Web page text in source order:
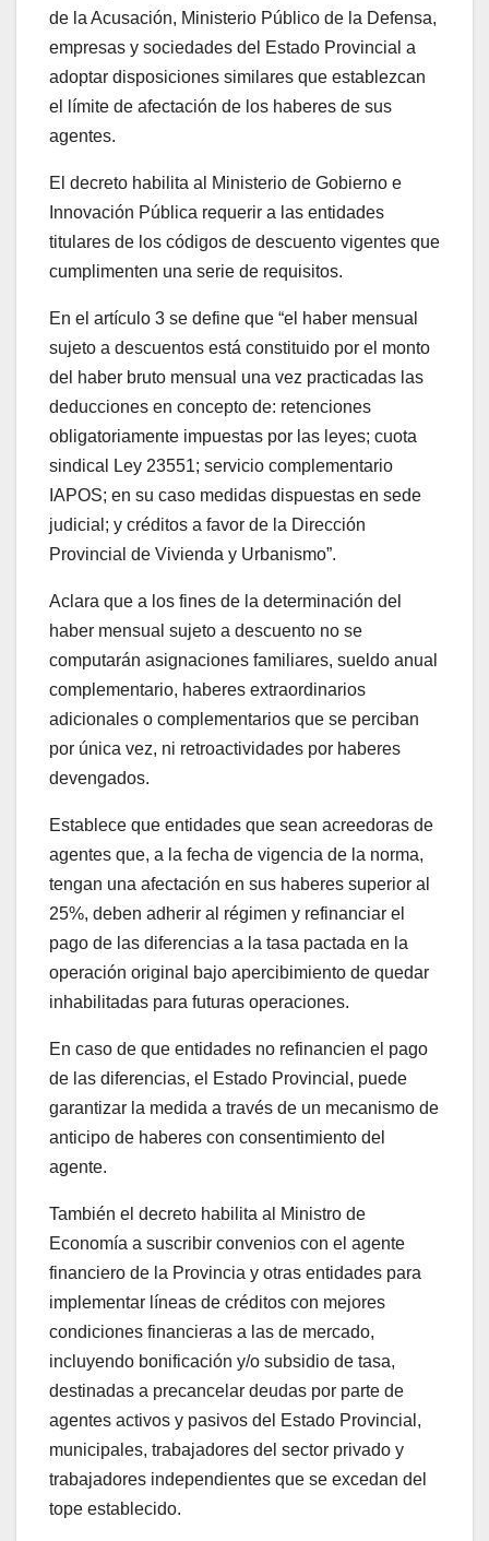
de la Acusación, Ministerio Público de la Defensa,
empresas y sociedades del Estado Provincial a
adoptar disposiciones similares que establezcan
el límite de afectación de los haberes de sus
agentes.
El decreto habilita al Ministerio de Gobierno e
Innovación Pública requerir a las entidades
titulares de los códigos de descuento vigentes que
cumplimenten una serie de requisitos.
En el artículo 3 se define que “el haber mensual
sujeto a descuentos está constituido por el monto
del haber bruto mensual una vez practicadas las
deducciones en concepto de: retenciones
obligatoriamente impuestas por las leyes; cuota
sindical Ley 23551; servicio complementario
IAPOS; en su caso medidas dispuestas en sede
judicial; y créditos a favor de la Dirección
Provincial de Vivienda y Urbanismo”.
Aclara que a los fines de la determinación del
haber mensual sujeto a descuento no se
computarán asignaciones familiares, sueldo anual
complementario, haberes extraordinarios
adicionales o complementarios que se perciban
por única vez, ni retroactividades por haberes
devengados.
Establece que entidades que sean acreedoras de
agentes que, a la fecha de vigencia de la norma,
tengan una afectación en sus haberes superior al
25%, deben adherir al régimen y refinanciar el
pago de las diferencias a la tasa pactada en la
operación original bajo apercibimiento de quedar
inhabilitadas para futuras operaciones.
En caso de que entidades no refinancien el pago
de las diferencias, el Estado Provincial, puede
garantizar la medida a través de un mecanismo de
anticipo de haberes con consentimiento del
agente.
También el decreto habilita al Ministro de
Economía a suscribir convenios con el agente
financiero de la Provincia y otras entidades para
implementar líneas de créditos con mejores
condiciones financieras a las de mercado,
incluyendo bonificación y/o subsidio de tasa,
destinadas a precancelar deudas por parte de
agentes activos y pasivos del Estado Provincial,
municipales, trabajadores del sector privado y
trabajadores independientes que se excedan del
tope establecido.